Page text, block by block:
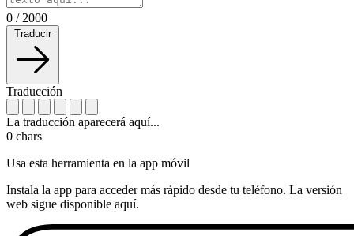
0 / 2000
Traducir
Traducción
La traducción aparecerá aquí...
0 chars
Usa esta herramienta en la app móvil
Instala la app para acceder más rápido desde tu teléfono. La versión
web sigue disponible aquí.